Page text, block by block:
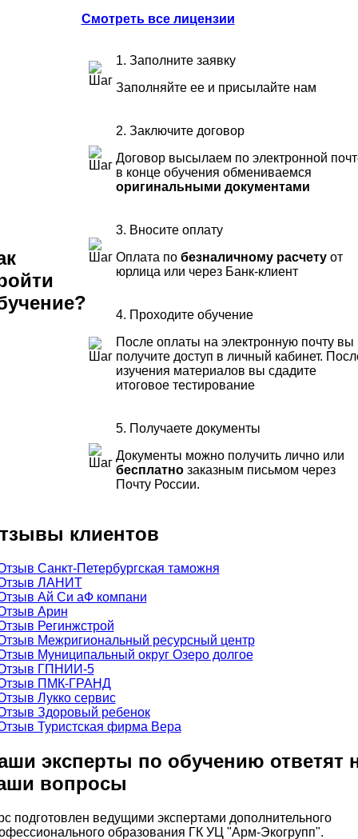
Смотреть все лицензии
1. Заполните заявку
Заполняйте ее и присылайте нам
2. Заключите договор
Договор высылаем по электронной
в конце обучения обмениваемся
оригинальными документами
3. Вносите оплату
Оплата по безналичному расчетуот
юрлица или через Банк-клиент
4. Проходите обучение
После оплаты на электронную почту вы
получите доступ в личный кабинет.
изучения материалов вы сдадите
итоговое тестирование
5. Получаете документы
Документы можно получить лично или
бесплатнозаказным письмом через
Почту России.
клиентов
эксперты по обучению ответят
вопросы
подготовлен ведущими экспертами дополнительного
образования ГК УЦ "Арм-Экогрупп".